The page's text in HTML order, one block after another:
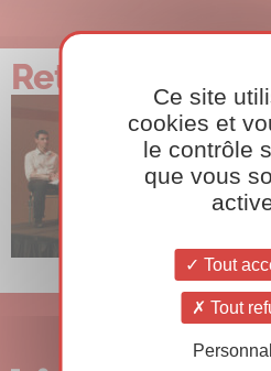
Retour sur la
Ce site
cookies et
le contrôle
que vous
Tout
Tout